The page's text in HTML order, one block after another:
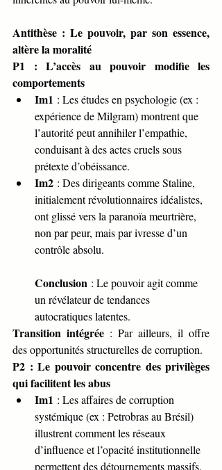
Antithèse : Le pouvoir, par son essence,
altère la moralité
P1 : L’accès au pouvoir modifie les
comportements
Im1 : Les études en psychologie (ex :
expérience de Milgram) montrent que
l’autorité peut annihiler l’empathie,
conduisant à des actes cruels sous
prétexte d’obéissance.
Im2 : Des dirigeants comme Staline,
initialement révolutionnaires idéalistes,
ont glissé vers la paranoïa meurtrière,
non par peur, mais par ivresse d’un
contrôle absolu.
Conclusion : Le pouvoir agit comme
un révélateur de tendances
autocratiques latentes.
Transition intégrée : Par ailleurs, il offre
des opportunités structurelles de corruption.
P2 : Le pouvoir concentre des privilèges
qui facilitent les abus
Im1 : Les affaires de corruption
systémique (ex : Petrobras au Brésil)
illustrent comment les réseaux
d’influence et l’opacité institutionnelle
permettent des détournements massifs.